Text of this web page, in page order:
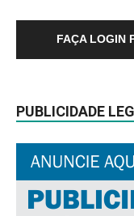
FAÇA LOGIN
PUBLICIDADE